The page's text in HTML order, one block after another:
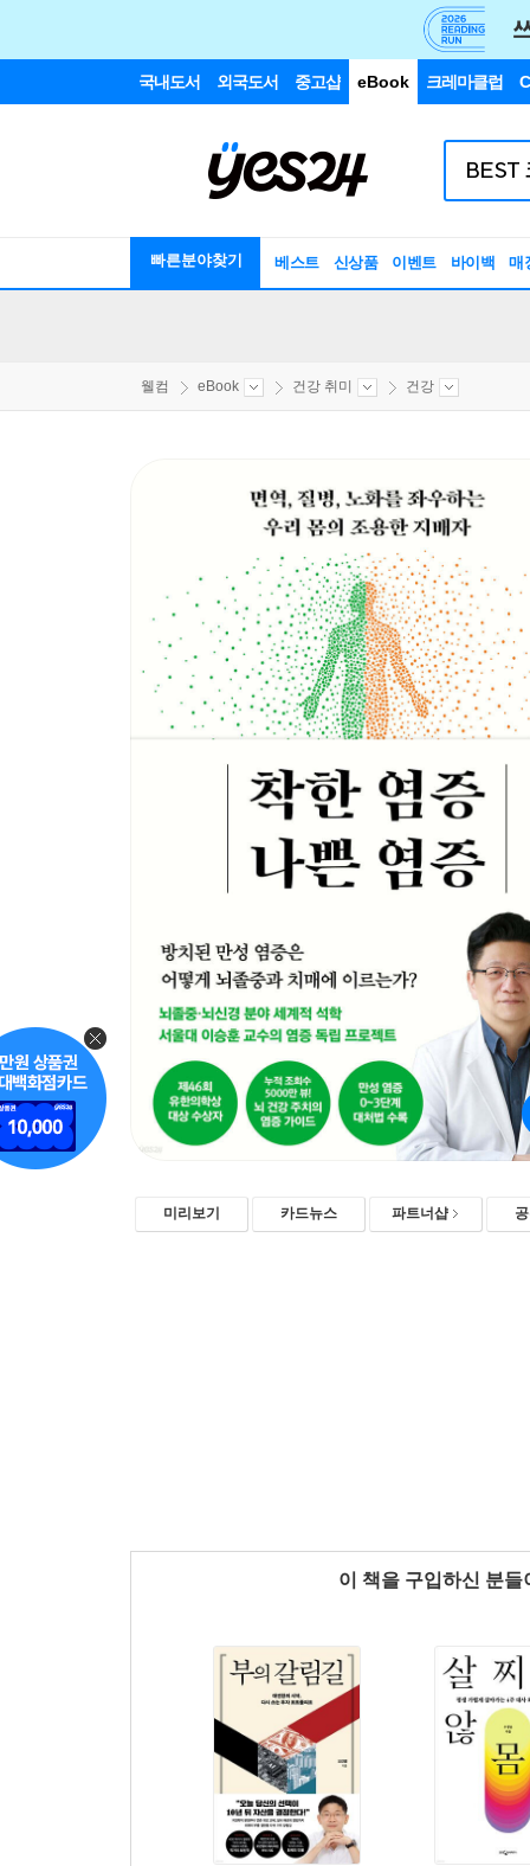
국내도서 외국도서 중고샵 eBook 크레마클럽
빠른분야찾기 베스트 신상품 이벤트 바이백 매
웰컴 eBook 건강 취미 건강
미리보기 카드뉴스 파트너샵
이 책을 구입하신 분